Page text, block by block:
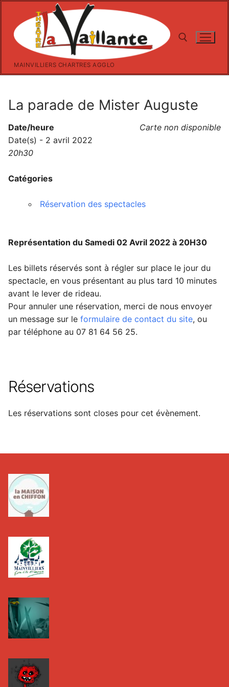
contenu
MAINVILLIERS CHARTRES AGGLO
La parade de Mister Auguste
Carte non disponible
Date/heure
Date(s) - 2 avril 2022
20h30
Catégories
Réservation des spectacles
Représentation du Samedi 02 Avril 2022 à 20H30
Les billets réservés sont à régler sur place le jour du
spectacle, en vous présentant au plus tard 10 minutes
avant le lever de rideau.
Pour annuler une réservation, merci de nous envoyer
un message sur le formulaire de contact du site, ou
par téléphone au 07 81 64 56 25.
Réservations
Les réservations sont closes pour cet évènement.